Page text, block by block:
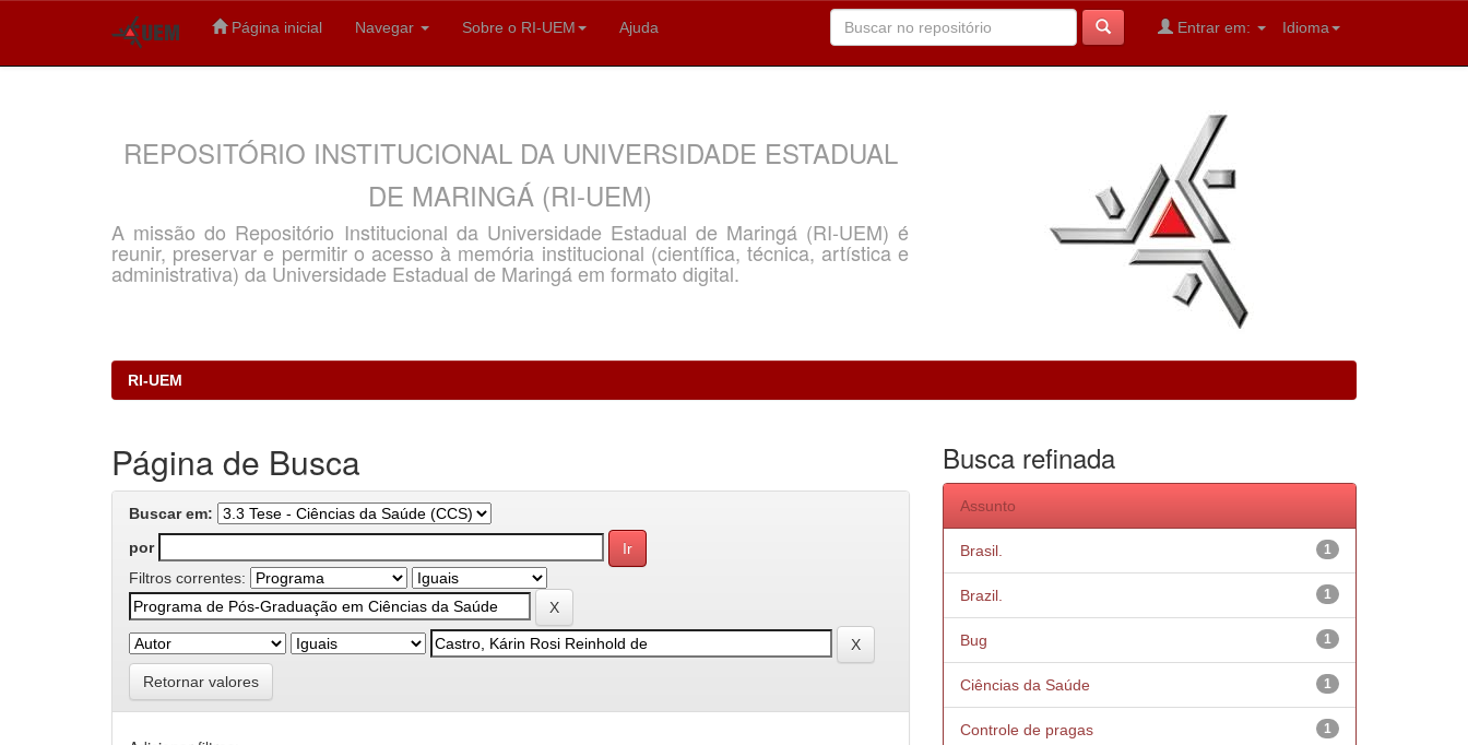
Página inicial Navegar Sobre o RI-UEM Ajuda Idioma
Entrar em:
REPOSITÓRIO INSTITUCIONAL DA UNIVERSIDADE ESTADUAL
DE MARINGÁ (RI-UEM)
A missão do Repositório Institucional da Universidade Estadual de Maringá (RI-UEM) é
reunir, preservar e permitir o acesso à memória institucional (científica, técnica, artística e
administrativa) da Universidade Estadual de Maringá em formato digital.
RI-UEM
Página de Busca
Buscar em:
por
Filtros correntes:
Retornar valores
Busca refinada
Assunto
1
Brasil.
1
Brazil.
1
Bug
1
Ciências da Saúde
1
Controle de pragas